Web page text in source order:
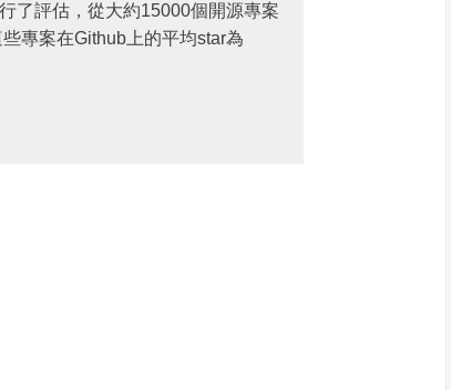
了評估，從大約15000個開源專案
些專案在Github上的平均star為